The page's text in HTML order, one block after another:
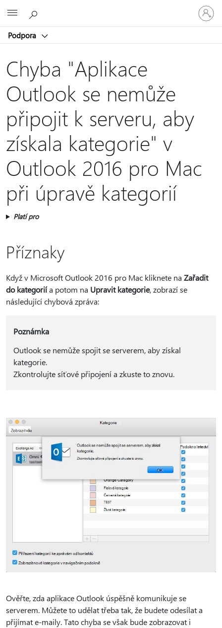
Podpora
Přihlaste
se
ke
účtu
Chyba "Aplikace
Outlook se nemůže
připojit k serveru, aby
získala kategorie" v
Outlook 2016 pro Mac
při úpravě kategorií
Platí pro
Příznaky
Když v Microsoft Outlook 2016 pro Mac kliknete na Zařadit
do kategoriía potom na Upravit kategorie, zobrazí se
následující chybová zpráva:
Poznámka
Outlook se nemůže spojit se serverem, aby získal
kategorie.
Zkontrolujte síťové připojení a zkuste to znovu.
Ověřte, zda aplikace Outlook úspěšně komunikuje se
serverem. Můžete to udělat třeba tak, že budete odesílat a
přijímat e-maily. Tato chyba se však bude zobrazovat i